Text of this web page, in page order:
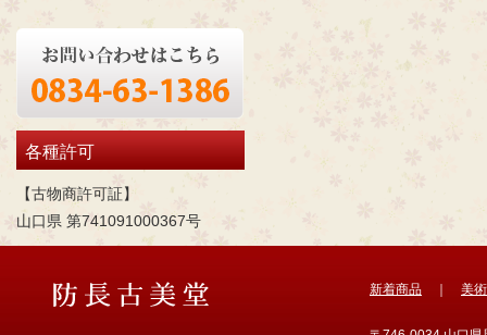
各種許可
【古物商許可証】
山口県 第741091000367号
新着商品 美